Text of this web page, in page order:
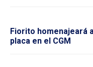
Fiorito homenajeará
placa en el CGM